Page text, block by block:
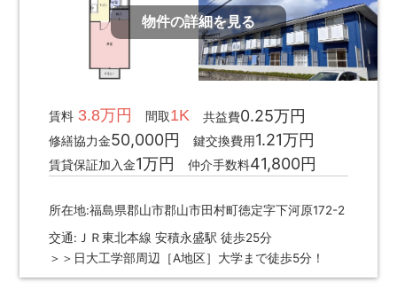
物件の詳細を見る
賃料3.8万円 間取1K 共益費0.25万円
修繕協力金50,000円 鍵交換費用1.21万円
賃貸保証加入金1万円 仲介手数料41,800円
所在地:福島県郡山市郡山市田村町徳定字下河原172-2
交通:ＪＲ東北本線 安積永盛駅 徒歩25分
＞＞日大工学部周辺［A地区］大学まで徒歩5分！